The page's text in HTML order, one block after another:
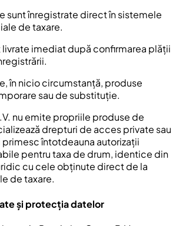
sunt înregistrate direct în sistemele
de taxare.
livrate imediat după confirmarea plății
în nicio circumstanță, produse
sau de substituție.
nu emite propriile produse de
drepturi de acces private sau
întotdeauna autorizații
pentru taxa de drum, identice din
cu cele obținute direct de la
de taxare.
și protecția datelor